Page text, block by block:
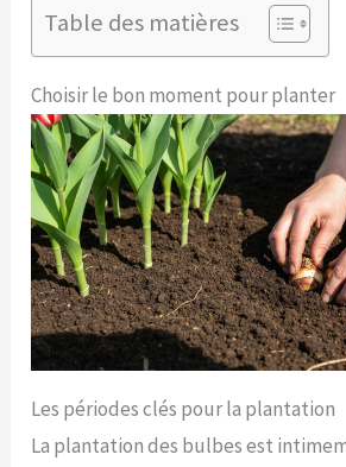
Table des matières
Choisir le bon moment pour planter
Les périodes clés pour la plantation
La plantation des bulbes est